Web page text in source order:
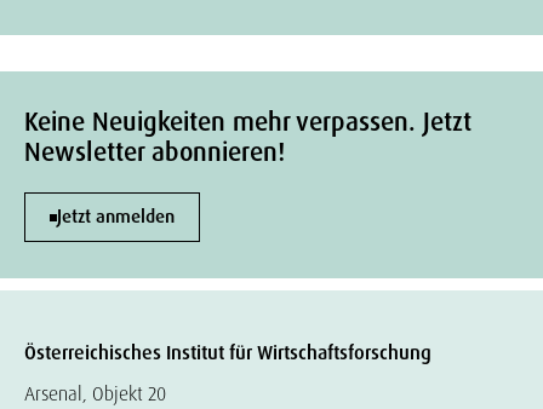
Keine Neuigkeiten mehr verpassen. Jetzt
Newsletter abonnieren!
Jetzt anmelden
Österreichisches Institut für Wirtschaftsforschung
Arsenal, Objekt 20